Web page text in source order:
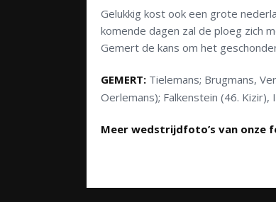
Gelukkig kost ook een grote
komende dagen zal de ploeg zich
Gemert de kans om het
GEMERT: Tielemans; Brugmans,
Oerlemans); Falkenstein (46. Kizir),
Meer wedstrijdfoto’s van onze